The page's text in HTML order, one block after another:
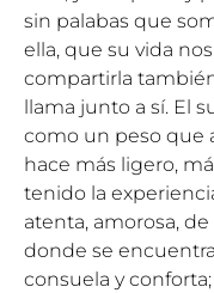
sin palabas que
ella, que su vida
compartirla
llama junto a sí. El
como un peso que
hace más ligero,
tenido la
atenta, amorosa,
donde se
consuela y